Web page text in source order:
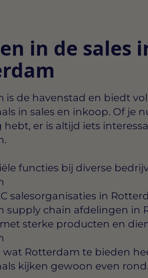
in de sales
is de havenstad en biedt
in sales en inkoop. Of je
hebt, er is altijd iets
functies bij diverse
salesorganisaties in
supply chain afdelingen in
sterke producten en
Rotterdam te bieden
kijken gewoon even rond.